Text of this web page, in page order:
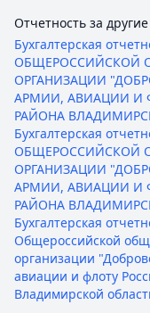
Отчетность за
Бухгалтерская
ОБЩЕРОССИЙСКОЙ
ОРГАНИЗАЦИИ
АРМИИ, АВИАЦИИ И
РАЙОНА
Бухгалтерская
ОБЩЕРОССИЙСКОЙ
ОРГАНИЗАЦИИ
АРМИИ, АВИАЦИИ И
РАЙОНА
Бухгалтерская
Общероссийской
организации
авиации и флоту
Владимирской